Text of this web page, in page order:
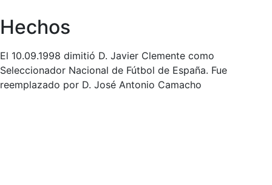
Hechos
El 10.09.1998 dimitió D. Javier Clemente como
Seleccionador Nacional de Fútbol de España. Fue
reemplazado por D. José Antonio Camacho